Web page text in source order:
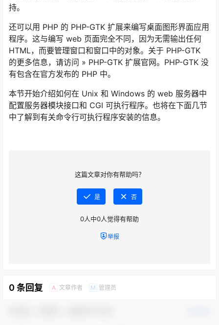
持。
还可以用 PHP 的 PHP-GTK 扩展来编写桌面图形界面应用
程序。这与编写 web 页面完全不同，因为无需输出任何
HTML，而要管理窗口和窗口中的对象。关于 PHP-GTK
的更多信息，请访问 » PHP-GTK 扩展官网。PHP-GTK 没
有包含在官方发布的 PHP 中。
本节开始介绍如何在 Unix 和 Windows 的 web 服务器中
配置服务器模块接口和 CGI 可执行程序。也将在下面几节
中了解到有关命令行可执行程序安装的信息。
这篇文章对你有帮助吗？
是 否
0人中0人觉得有帮助
举报
0 条回复 A 文章作者 M 管理员